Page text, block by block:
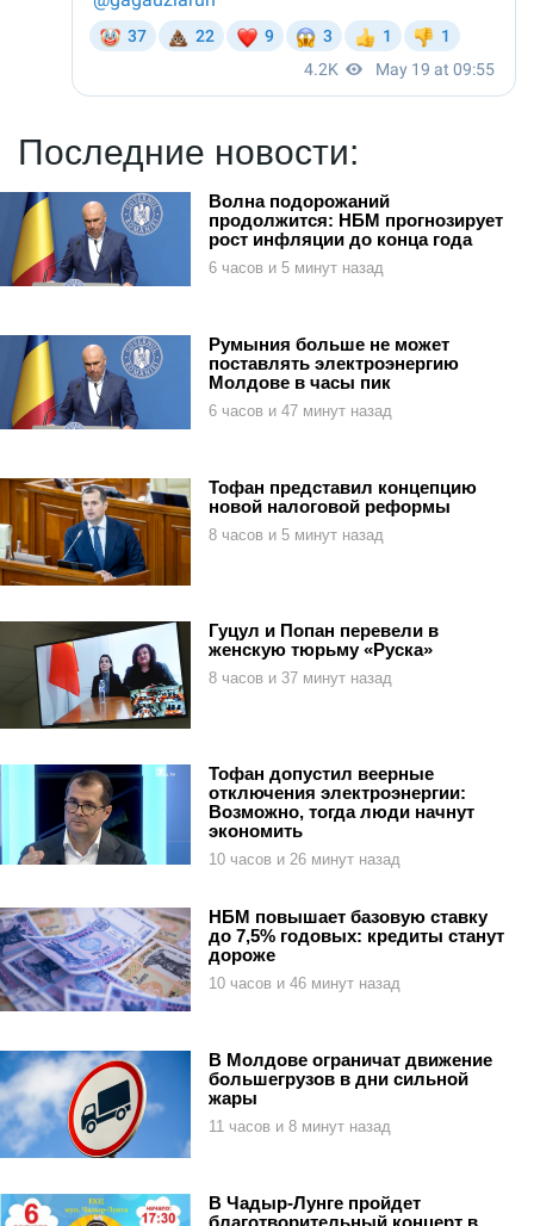
Последние новости:
Волна подорожаний
продолжится: НБМ прогнозирует
рост инфляции до конца года
6 часов и 5 минут назад
Румыния больше не может
поставлять электроэнергию
Молдове в часы пик
6 часов и 47 минут назад
Тофан представил концепцию
новой налоговой реформы
8 часов и 5 минут назад
Гуцул и Попан перевели в
женскую тюрьму «Руска»
8 часов и 37 минут назад
Тофан допустил веерные
отключения электроэнергии:
Возможно, тогда люди начнут
экономить
10 часов и 26 минут назад
НБМ повышает базовую ставку
до 7,5% годовых: кредиты станут
дороже
10 часов и 46 минут назад
В Молдове ограничат движение
большегрузов в дни сильной
жары
11 часов и 8 минут назад
В Чадыр-Лунге пройдет